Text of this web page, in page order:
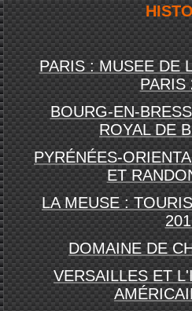
PARIS : MUSEE DE
PARIS
BOURG-EN-
ROYAL DE
PYRÉNÉES-
ET
LA MEUSE :
DOMAINE DE
VERSAILLES ET
AMÉ